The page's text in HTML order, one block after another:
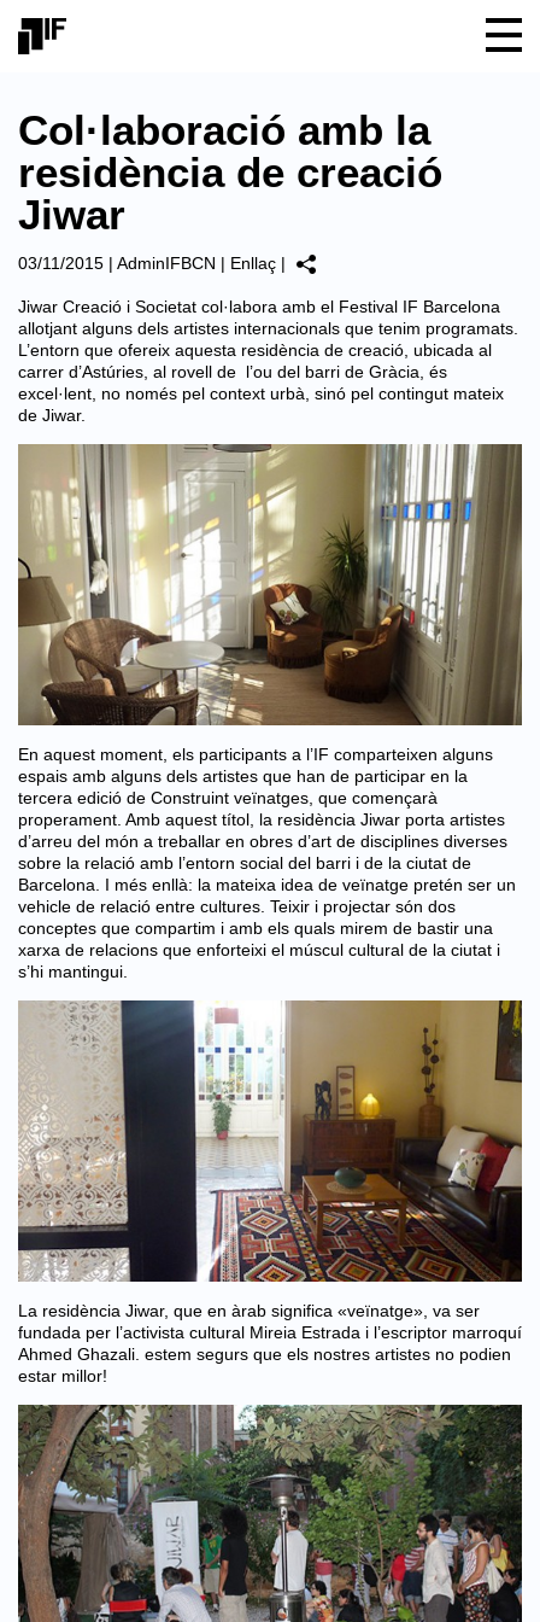
Col·laboració amb la
residència de creació
Jiwar
03/11/2015 | AdminIFBCN | Enllaç |
Jiwar Creació i Societat col·labora amb el Festival IF Barcelona
allotjant alguns dels artistes internacionals que tenim programats
L’entorn que ofereix aquesta residència de creació, ubicada al
carrer d’Astúries, al rovell de l’ou del barri de Gràcia, és
excel·lent, no només pel context urbà, sinó pel contingut mateix
de Jiwar.
En aquest moment, els participants a l’IF comparteixen alguns
espais amb alguns dels artistes que han de participar en la
tercera edició de Construint veïnatges , que començarà
properament. Amb aquest títol, la residència Jiwar porta artistes
d’arreu del món a treballar en obres d’art de disciplines diverses
sobre la relació amb l’entorn social del barri i de la ciutat de
Barcelona. I més enllà: la mateixa idea de veïnatge pretén ser un
vehicle de relació entre cultures. Teixir i projectar són dos
conceptes que compartim i amb els quals mirem de bastir una
xarxa de relacions que enforteixi el múscul cultural de la ciutat i
s’hi mantingui.
La residència Jiwar, que en àrab significa «veïnatge», va ser
fundada per l’activista cultural Mireia Estrada i l’escriptor marroquí
Ahmed Ghazali. estem segurs que els nostres artistes no podien
estar millor!